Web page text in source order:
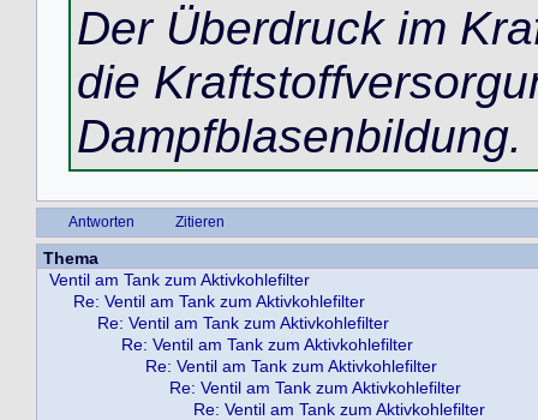
Der Überdruck im
die
Dampfblasenbildung.
Antworten Zitieren
Thema
Ventil am Tank zum Aktivkohlefilter
Re: Ventil am Tank zum Aktivkohlefilter
Re: Ventil am Tank zum Aktivkohlefilter
Re: Ventil am Tank zum Aktivkohlefilter
Re: Ventil am Tank zum Aktivkohlefilter
Re: Ventil am Tank zum Aktivkohlefilter
Re: Ventil am Tank zum Aktivkohlefilter